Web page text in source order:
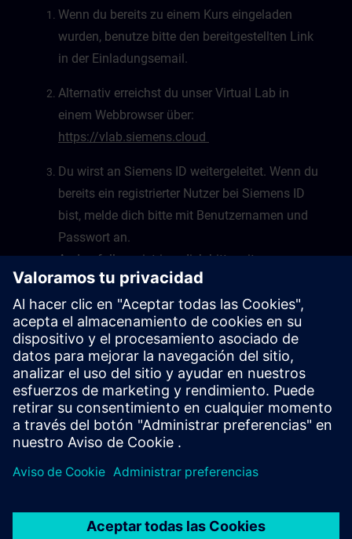
Wenn du bereits zu einem Kurs eingeladen
wurden, benutze bitte den bereitgestellten Link
in der Einladungsemail.
Alternativ erreichst du unser Virtual Lab in
einem Webbrowser über:
https://vlab.siemens.cloud
Du wirst an Siemens ID weitergeleitet. Wenn du
bereits ein registrierter Nutzer bei Siemens ID
bist, melde dich bitte mit Benutzernamen und
Passwort an.
Andernfalls registriere dich bitte mit
Emailadresse und Benutzernamen und folge
dazu den Anweisungen.
Nach erfolgreicher Anmeldung wirst du auf die
Startseite von Virtual Lab geleitet.
Glückwunsch, du kannst nun Virtual Lab nutzen
sobald ein Kurs bereitsteht.